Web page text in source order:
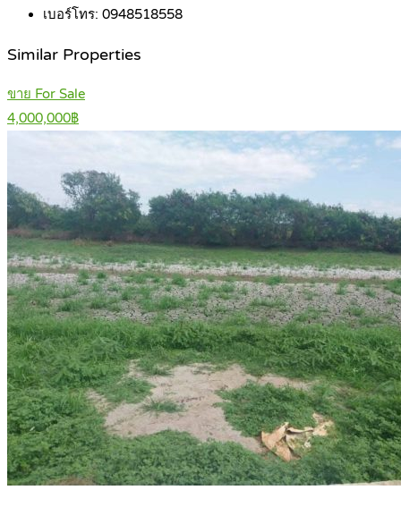
เบอร์โทร: 0948518558
Similar Properties
ขาย For Sale
4,000,000฿